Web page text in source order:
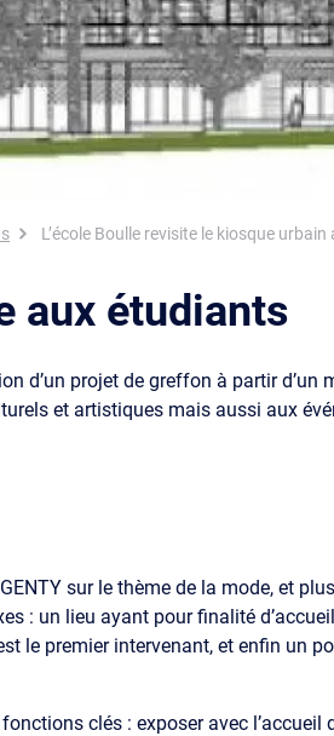
L’école Boulle revisite le kiosque
aux étudiants
d’un projet de greffon à partir
et artistiques mais aussi aux
sur le thème de la mode, et
: un lieu ayant pour finalité
le premier intervenant, et enfin un
clés : exposer avec l’accueil